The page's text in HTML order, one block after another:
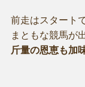
前走はスタート
まともな競馬が
斤量の恩恵も加